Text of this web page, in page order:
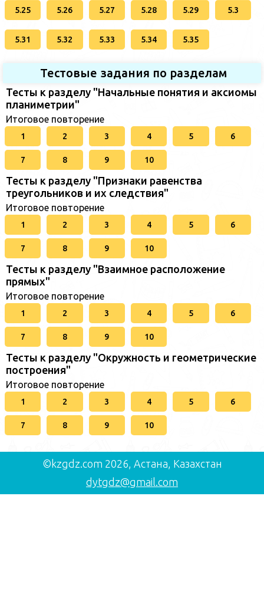
5.25 5.26 5.27 5.28 5.29 5.3
5.31 5.32 5.33 5.34 5.35
Тестовые задания по разделам
Тесты к разделу "Начальные понятия и аксиомы
планиметрии"
Итоговое повторение
1 2 3 4 5 6
7 8 9 10
Тесты к разделу "Признаки равенства
треугольников и их следствия"
Итоговое повторение
1 2 3 4 5 6
7 8 9 10
Тесты к разделу "Взаимное расположение
прямых"
Итоговое повторение
1 2 3 4 5 6
7 8 9 10
Тесты к разделу "Окружность и геометрические
построения"
Итоговое повторение
1 2 3 4 5 6
7 8 9 10
©kzgdz.com 2026, Астана, Казахстан
dytgdz@gmail.com